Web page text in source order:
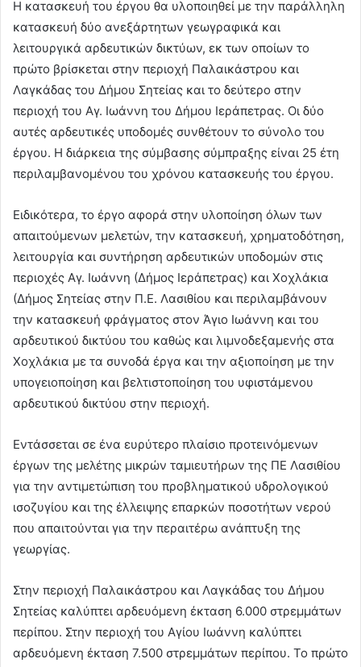
Η κατασκευή του έργου θα υλοποιηθεί με την παράλληλη
κατασκευή δύο ανεξάρτητων γεωγραφικά και
λειτουργικά αρδευτικών δικτύων, εκ των οποίων το
πρώτο βρίσκεται στην περιοχή Παλαικάστρου και
Λαγκάδας του Δήμου Σητείας και το δεύτερο στην
περιοχή του Αγ. Ιωάννη του Δήμου Ιεράπετρας. Οι δύο
αυτές αρδευτικές υποδομές συνθέτουν το σύνολο του
έργου. Η διάρκεια της σύμβασης σύμπραξης είναι 25 έτη
περιλαμβανομένου του χρόνου κατασκευής του έργου.
Ειδικότερα, το έργο αφορά στην υλοποίηση όλων των
απαιτούμενων μελετών, την κατασκευή, χρηματοδότηση,
λειτουργία και συντήρηση αρδευτικών υποδομών στις
περιοχές Αγ. Ιωάννη (Δήμος Ιεράπετρας) και Χοχλάκια
(Δήμος Σητείας στην Π.Ε. Λασιθίου και περιλαμβάνουν
την κατασκευή φράγματος στον Άγιο Ιωάννη και του
αρδευτικού δικτύου του καθώς και λιμνοδεξαμενής στα
Χοχλάκια με τα συνοδά έργα και την αξιοποίηση με την
υπογειοποίηση και βελτιστοποίηση του υφιστάμενου
αρδευτικού δικτύου στην περιοχή.
Εντάσσεται σε ένα ευρύτερο πλαίσιο προτεινόμενων
έργων της μελέτης μικρών ταμιευτήρων της ΠΕ Λασιθίου
για την αντιμετώπιση του προβληματικού υδρολογικού
ισοζυγίου και της έλλειψης επαρκών ποσοτήτων νερού
που απαιτούνται για την περαιτέρω ανάπτυξη της
γεωργίας.
Στην περιοχή Παλαικάστρου και Λαγκάδας του Δήμου
Σητείας καλύπτει αρδευόμενη έκταση 6.000 στρεμμάτων
περίπου. Στην περιοχή του Αγίου Ιωάννη καλύπτει
αρδευόμενη έκταση 7.500 στρεμμάτων περίπου. Το πρώτο